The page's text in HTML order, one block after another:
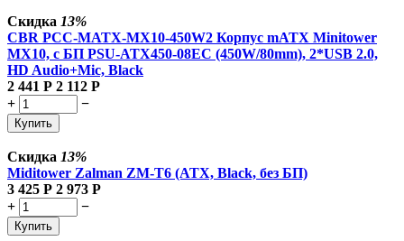
Скидка 13%
CBR PCC-MATX-MX10-450W2 Корпус mATX Minitower
MX10, c БП PSU-ATX450-08EC (450W/80mm), 2*USB 2.0,
HD Audio+Mic, Black
2 441 Р 2 112 Р
+
−
Купить
Скидка 13%
Miditower Zalman ZM-T6 (ATX, Black, без БП)
3 425 Р 2 973 Р
+
−
Купить